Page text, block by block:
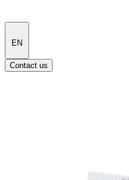
EN
Contact us